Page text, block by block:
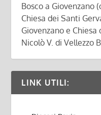
Bosco a Giovenzano
Chiesa dei Santi
Giovenzano e
Nicolò V. di Vellezzo
LINK UTILI: